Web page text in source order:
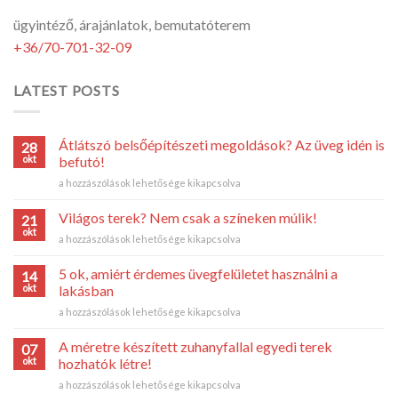
ügyintéző, árajánlatok, bemutatóterem
+36/70-701-32-09
LATEST POSTS
28
okt
Átlátszó belsőépítészeti megoldások? Az üveg idén is
befutó!
Átlátszó
megoldások?
üveg
is
befutó!
a hozzászólások lehetősége kikapcsolva
21
okt
Világos terek? Nem csak a színeken múlik!
Világos
Nem
a
színeken
bejegyzéshez
a hozzászólások lehetősége kikapcsolva
14
okt
5 ok, amiért érdemes üvegfelületet használni a
lakásban
5
amiért
üvegfelületet
használni
a hozzászólások lehetősége kikapcsolva
07
okt
A méretre készített zuhanyfallal egyedi terek
hozhatók létre!
A
a hozzászólások lehetősége kikapcsolva